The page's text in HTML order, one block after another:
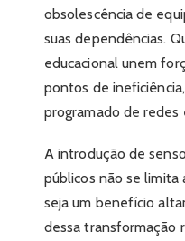
obsolescência de
suas dependências.
educacional unem
pontos de
programado de
A introdução de
públicos não se limita
seja um benefício
dessa transformação